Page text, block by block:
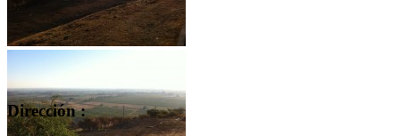
Dirección :